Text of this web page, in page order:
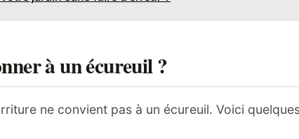
à un écureuil ?
ne convient pas à un écureuil. Voici